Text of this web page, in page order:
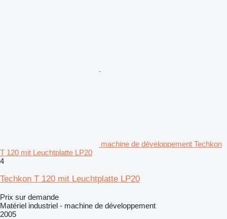
machine de développement Techkon
T 120 mit Leuchtplatte LP20
4
Techkon T 120 mit Leuchtplatte LP20
Prix sur demande
Matériel industriel - machine de développement
2005